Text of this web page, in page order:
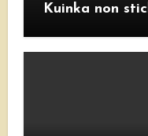
Kuinka non